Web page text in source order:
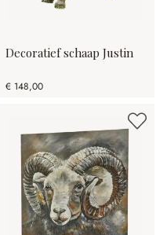
Decoratief schaap Justin
€ 148,00